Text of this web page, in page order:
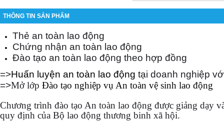
THÔNG TIN SẢN PHẨM
Thẻ an toàn lao động
Chứng nhận an toàn lao động
Đào tạo an toàn lao động theo hợp đồng
=>Huấn luyện an toàn lao động tại doanh nghiệp
=>Mở lớp Đào tạo nghiệp vụ An toàn vệ sinh lao động
Chương trình đào tạo An toàn lao động được giảng dạy
quy định của Bộ lao động thương binh xã hội.